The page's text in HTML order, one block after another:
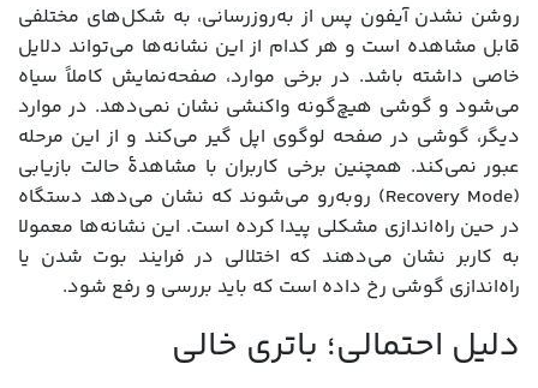
روشن نشدن آیفون پس از به‌روزرسانی، به شکل‌های مختلفی
قابل مشاهده است و هر کدام از این نشانه‌ها می‌تواند دلایل
خاصی داشته باشد. در برخی موارد، صفحه‌نمایش کاملاً سیاه
می‌شود و گوشی هیچ‌گونه واکنشی نشان نمی‌دهد. در موارد
دیگر، گوشی در صفحه لوگوی اپل گیر می‌کند و از این مرحله
عبور نمی‌کند. همچنین برخی کاربران با مشاهدۀ حالت بازیابی
(Recovery Mode) روبه‌رو می‌شوند که نشان می‌دهد دستگاه
در حین راه‌اندازی مشکلی پیدا کرده است. این نشانه‌ها معمولا
به کاربر نشان می‌دهند که اختلالی در فرایند بوت شدن یا
راه‌اندازی گوشی رخ داده است که باید بررسی و رفع شود.
دلیل احتمالی؛ باتری خالی